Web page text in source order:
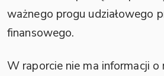
ważnego progu udziałowego
finansowego.
W raporcie nie ma informacji o